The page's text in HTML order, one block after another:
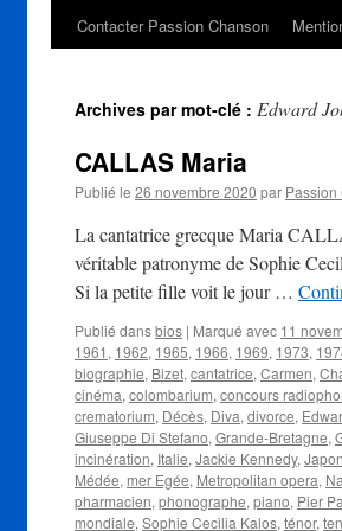
Contacter Passion Chanson
Archives par mot-clé : Edward
CALLAS Maria
Publié le 26 novembre 2020 par Passion
La cantatrice grecque Maria
véritable patronyme de Sophie
Si la petite fille voit le jour …
Publié dansbios | Marqué avec 11
1961 , 1962, 1965, 1966, 1969, 1973,
biographie, Bizet, cantatrice, Carmen,
cinéma, colombarium, concours
crematorium, Décès, Diva, divorce,
Giuseppe Di Stefano, Grande-Bretagne,
incinération, Italie, Jackie Kennedy, Japon
Médée, mer Egée, Metropolitan opera,
pharmacien, phonographe, piano, Pier
mondiale, Sophie Cecilia Kalos, ténor,